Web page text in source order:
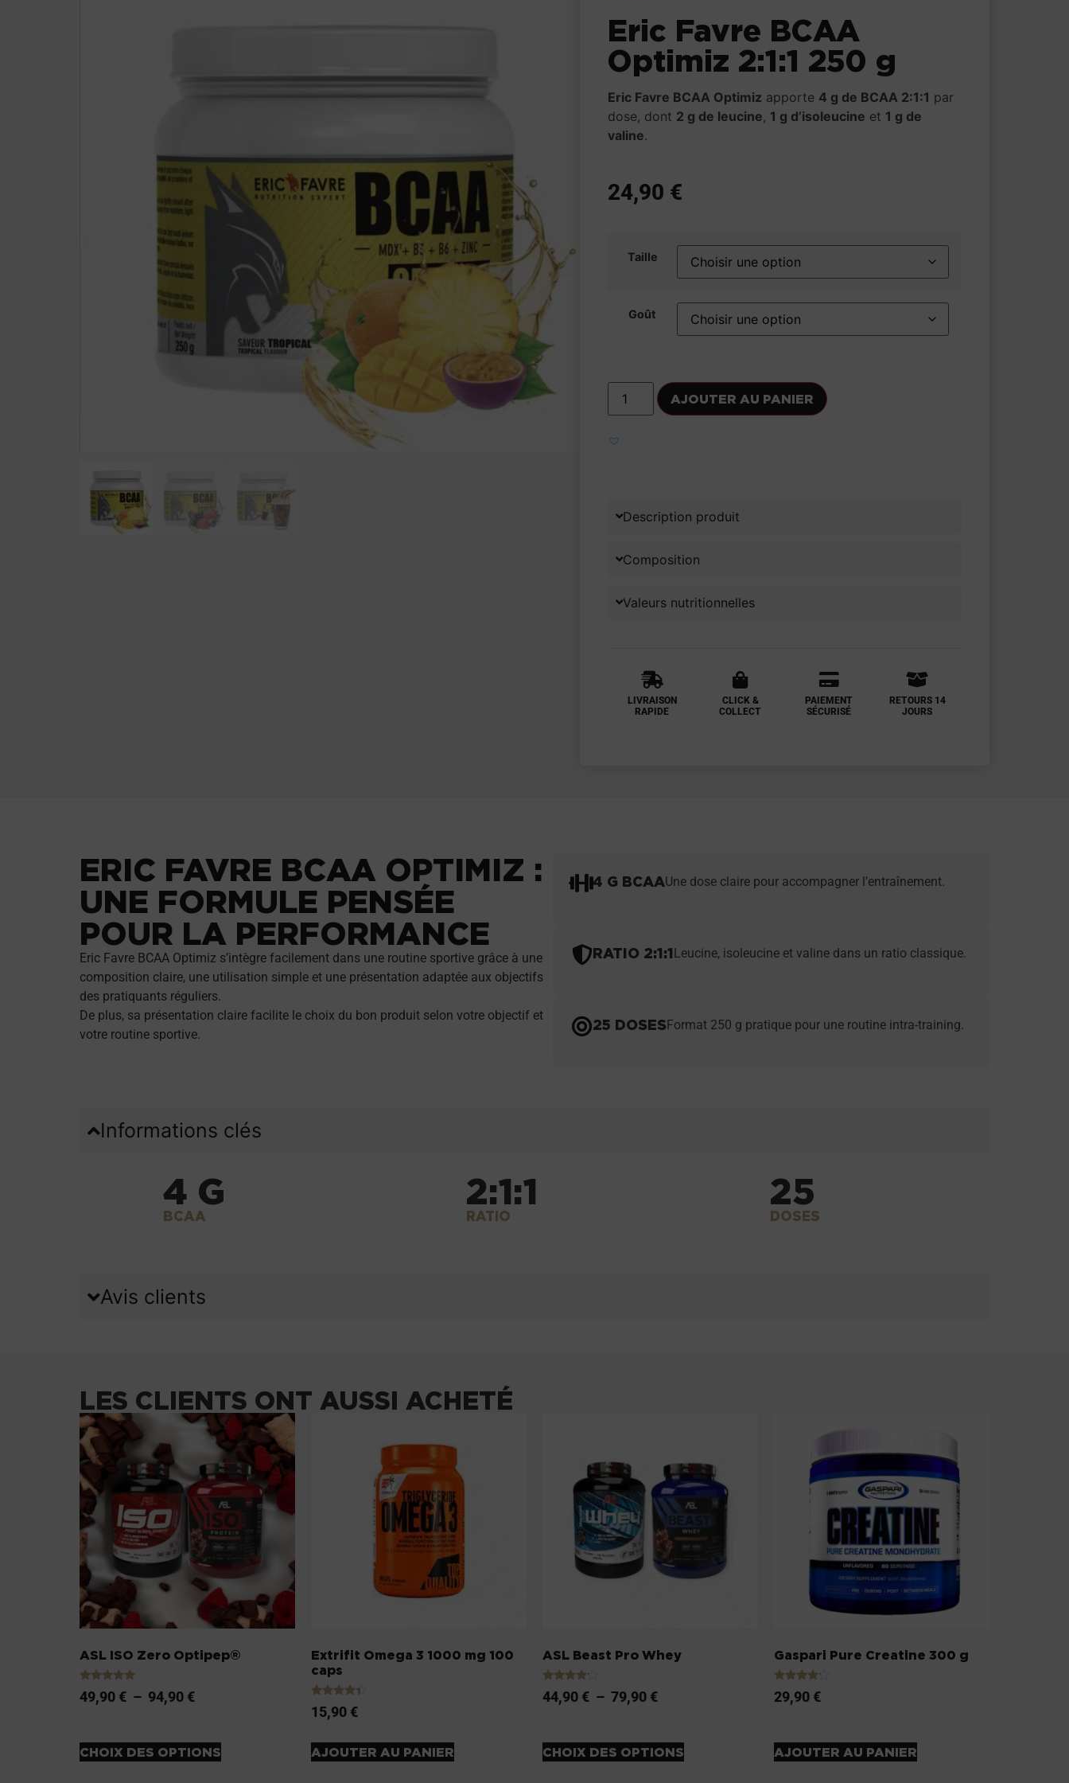
Eric Favre BCAA
Optimiz 2:1:1 250 g
Eric Favre BCAA Optimiz apporte 4 g de BCAA 2:1:1 par
dose, dont 2 g de leucine, 1 g d’isoleucine et 1 g de
valine.
24,90 €
Taille
Goût
AJOUTER AU PANIER
Description produit
Composition
Valeurs nutritionnelles
LIVRAISON
RAPIDE
CLICK &
COLLECT
PAIEMENT
SÉCURISÉ
RETOURS 14
JOURS
ERIC FAVRE BCAA OPTIMIZ :
UNE FORMULE PENSÉE
POUR LA PERFORMANCE
Eric Favre BCAA Optimiz s’intègre facilement dans une routine sportive grâce à une
composition claire, une utilisation simple et une présentation adaptée aux objectifs
des pratiquants réguliers.
De plus, sa présentation claire facilite le choix du bon produit selon votre objectif et
votre routine sportive.
4 G BCAAUne dose claire pour accompagner l’entraînement.
RATIO 2:1:1Leucine, isoleucine et valine dans un ratio classique.
25 DOSESFormat 250 g pratique pour une routine intra-training.
Informations clés
4 G
BCAA
2:1:1
RATIO
25
DOSES
Avis clients
LES CLIENTS ONT AUSSI ACHETÉ
ASL ISO Zero Optipep®
Note
5.00
49,90 € – 94,90 €
CHOIX DES OPTIONS
Extrifit Omega 3 1000 mg 100
caps
Note
4.20
15,90 €
AJOUTER AU PANIER
ASL Beast Pro Whey
Note
4.00
44,90 € – 79,90 €
CHOIX DES OPTIONS
Gaspari Pure Creatine 300 g
Note
4.00
29,90 €
AJOUTER AU PANIER